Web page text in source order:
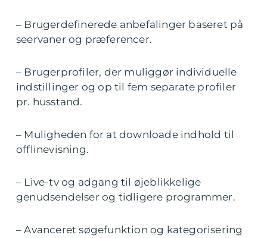
– Brugerdefinerede anbefalinger baseret på
seervaner og præferencer.
– Brugerprofiler, der muliggør individuelle
indstillinger og op til fem separate profiler
pr. husstand.
– Muligheden for at downloade indhold til
offlinevisning.
– Live-tv og adgang til øjeblikkelige
genudsendelser og tidligere programmer.
– Avanceret søgefunktion og kategorisering